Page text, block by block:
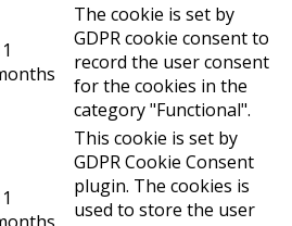
The cookie is set by
GDPR cookie consent to
record the user consent
for the cookies in the
category "Functional".
This cookie is set by
GDPR Cookie Consent
plugin. The cookies is
used to store the user